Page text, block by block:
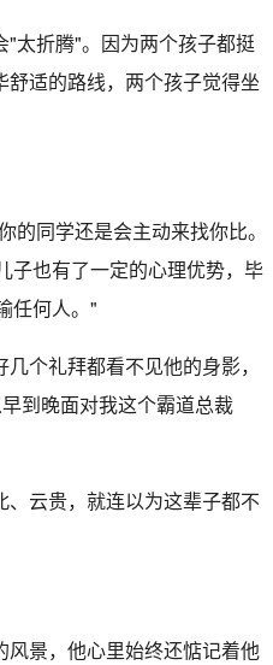
"太折腾"。因为两个孩子都挺
适的路线，两个孩子觉得坐
同学还是会主动来找你比。
子也有了一定的心理优势，毕
任何人。"
个礼拜都看不见他的身影，
到晚面对我这个霸道总裁
云贵，就连以为这辈子都不
景，他心里始终还惦记着他